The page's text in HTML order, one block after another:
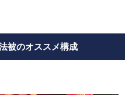
被のオススメ構成